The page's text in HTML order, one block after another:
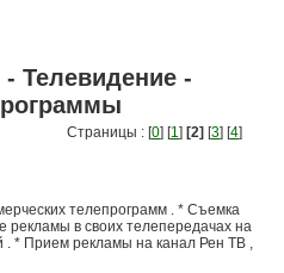
- Телевидение -
Страницы : [0] [1] [2] [3] [4]
телепрограмм . * Съемка
в своих телепередачах на
* Прием рекламы на канал Рен ТВ ,